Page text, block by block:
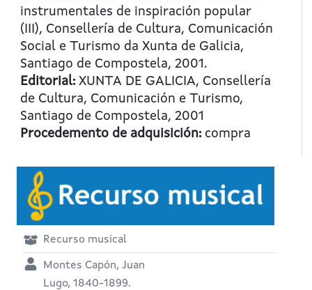
instrumentales de inspiración popular
(III), Consellería de Cultura, Comunicación
Social e Turismo da Xunta de Galicia,
Santiago de Compostela, 2001.
Editorial:XUNTA DE GALICIA, Consellería
de Cultura, Comunicación e Turismo,
Santiago de Compostela, 2001
Procedemento de adquisición:compra
Recurso musical
Montes Capón, Juan
Lugo, 1840-1899.